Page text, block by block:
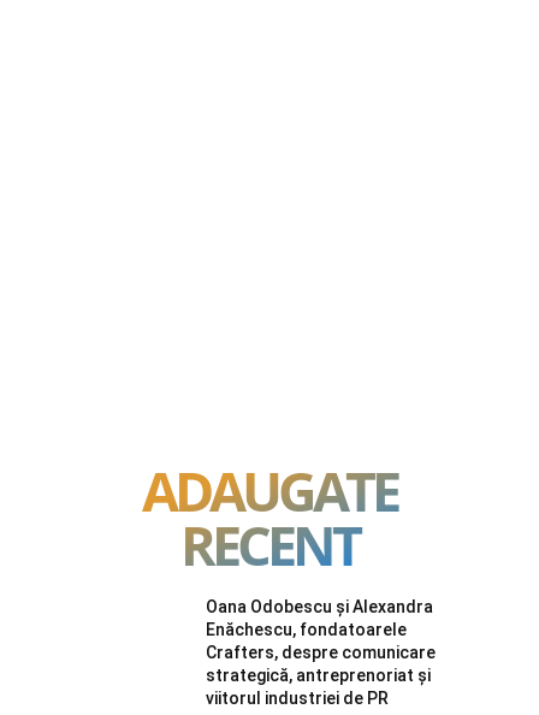
ADAUGATE
RECENT
Oana Odobescu și Alexandra
Enăchescu, fondatoarele
Crafters, despre comunicare
strategică, antreprenoriat și
viitorul industriei de PR